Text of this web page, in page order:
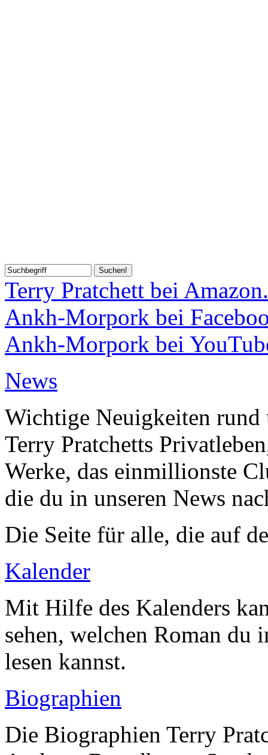
Terry Pratchett bei
Ankh-Morpork bei
Ankh-Morpork bei
News
Wichtige Neuigkeiten rund
Terry Pratchetts
Werke, das einmillionste
die du in unseren News
Die Seite für alle, die auf
Kalender
Mit Hilfe des Kalenders
sehen, welchen Roman du
lesen kannst.
Biographien
Die Biographien Terry